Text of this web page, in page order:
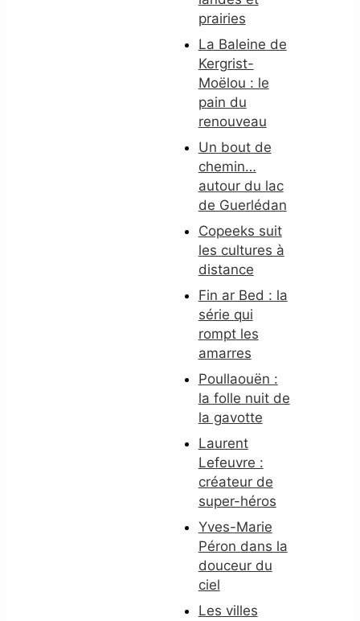
prairies
La Baleine de
Kergrist-
Moëlou : le
pain du
renouveau
Un bout de
chemin…
autour du lac
de Guerlédan
Copeeks suit
les cultures à
distance
Fin ar Bed : la
série qui
rompt les
amarres
Poullaouën :
la folle nuit de
la gavotte
Laurent
Lefeuvre :
créateur de
super-héros
Yves-Marie
Péron dans la
douceur du
ciel
Les villes